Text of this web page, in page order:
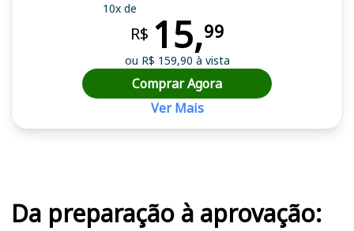
10x de
R$ 15,99
ou R$ 159,90 à vista
Comprar Agora
Ver Mais
Da preparação à aprovação: